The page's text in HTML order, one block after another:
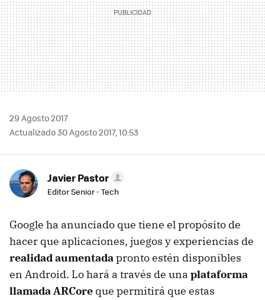
29 Agosto 2017
Actualizado 30 Agosto 2017, 10:53
Javier Pastor
Editor Senior - Tech
Google ha anunciado que tiene el propósito de
hacer que aplicaciones, juegos y experiencias de
realidad aumentadapronto estén disponibles
en Android. Lo hará a través de una plataforma
llamada ARCore que permitirá que estas